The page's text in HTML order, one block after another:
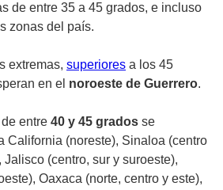
de entre 35 a 45 grados, e incluso
zonas del país.
extremas, superiores a los 45
en el noroeste de Guerrero.
entre 40 y 45 grados se
California (noreste), Sinaloa (centro
Jalisco (centro, sur y suroeste),
Oaxaca (norte, centro y este),